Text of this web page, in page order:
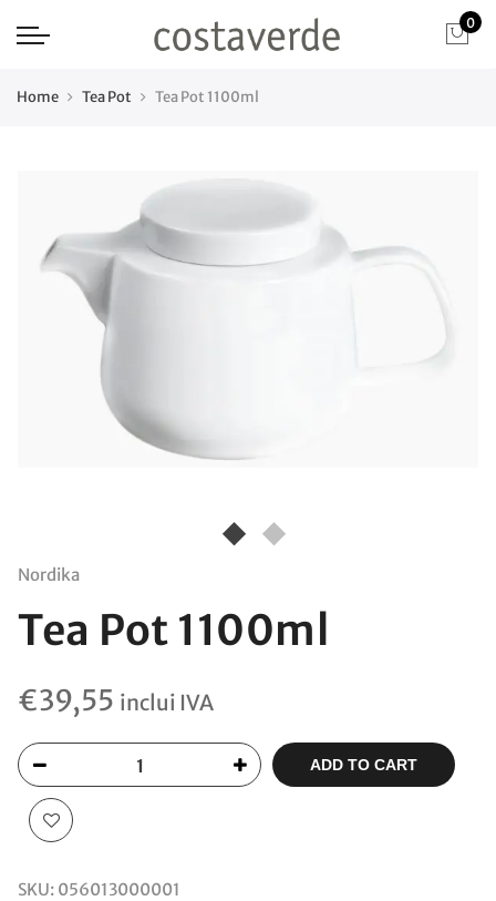
0
Home Tea Pot Tea Pot 1100ml
Nordika
Tea Pot 1100ml
€39,55 inclui IVA
ADD TO CART
SKU: 056013000001